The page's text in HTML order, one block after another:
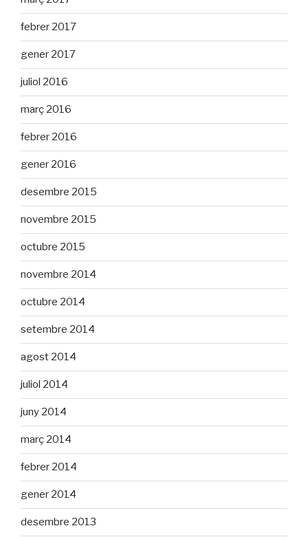
febrer 2017
gener 2017
juliol 2016
març 2016
febrer 2016
gener 2016
desembre 2015
novembre 2015
octubre 2015
novembre 2014
octubre 2014
setembre 2014
agost 2014
juliol 2014
juny 2014
març 2014
febrer 2014
gener 2014
desembre 2013